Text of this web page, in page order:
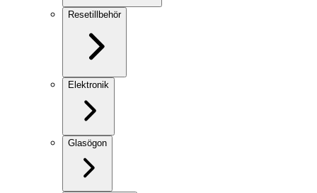
Resetillbehör
Elektronik
Glasögon